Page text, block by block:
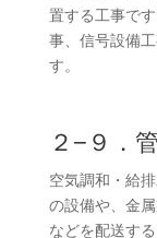
置する工事で
事、信号設備
す。
２−９．
空気調和・給
の設備や、金
などを配送す